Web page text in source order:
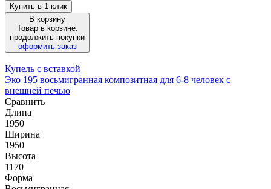
Купить в 1 клик
В корзину
Товар в корзине.
продолжить покупки
оформить заказ
Купель с вставкой
Эко 195 восьмигранная композитная для 6-8 человек с
внешней печью
Сравнить
Длина
1950
Ширина
1950
Высота
1170
Форма